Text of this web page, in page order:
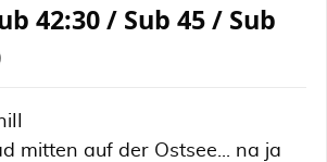
42:30 / Sub 45 / Sub
mitten auf der Ostsee... na ja